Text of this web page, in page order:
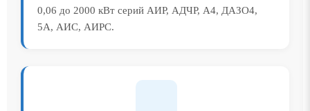
0,06 до 2000 кВт серий АИР, АДЧР, А4, ДАЗО4,
5А, АИС, АИРС.